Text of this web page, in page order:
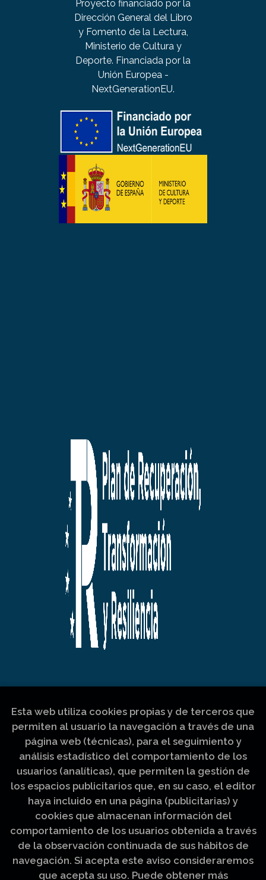
Proyecto financiado por la
Dirección General del Libro
y Fomento de la Lectura,
Ministerio de Cultura y
Deporte. Financiada por la
Unión Europea -
NextGenerationEU.
Esta web utiliza cookies propias y de terceros que
permiten al usuario la navegación a través de una
página web (técnicas), para el seguimiento y
análisis estadístico del comportamiento de los
usuarios (analíticas), que permiten la gestión de
los espacios publicitarios que, en su caso, el editor
haya incluido en una página (publicitarias) y
cookies que almacenan información del
comportamiento de los usuarios obtenida a través
de la observación continuada de sus hábitos de
navegación. Si acepta este aviso consideraremos
que acepta su uso. Puede obtener más